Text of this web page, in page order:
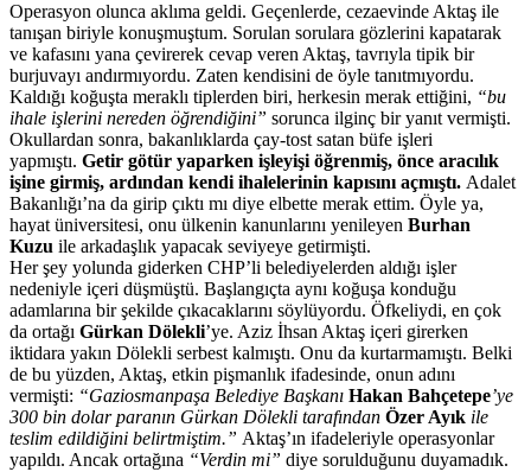
Operasyon olunca aklıma geldi. Geçenlerde, cezaevinde Aktaş ile
tanışan biriyle konuşmuştum. Sorulan sorulara gözlerini kapatarak
ve kafasını yana çevirerek cevap veren Aktaş, tavrıyla tipik bir
burjuvayı andırmıyordu. Zaten kendisini de öyle tanıtmıyordu.
Kaldığı koğuşta meraklı tiplerden biri, herkesin merak ettiğini, “bu
ihale işlerini nereden öğrendiğini” sorunca ilginç bir yanıt vermişti.
Okullardan sonra, bakanlıklarda çay-tost satan büfe işleri
yapmıştı. Getir götür yaparken işleyişi öğrenmiş, önce aracılık
işine girmiş, ardından kendi ihalelerinin kapısını açmıştı. Adalet
Bakanlığı’na da girip çıktı mı diye elbette merak ettim. Öyle ya,
hayat üniversitesi, onu ülkenin kanunlarını yenileyen Burhan
Kuzu ile arkadaşlık yapacak seviyeye getirmişti.
Her şey yolunda giderken CHP’li belediyelerden aldığı işler
nedeniyle içeri düşmüştü. Başlangıçta aynı koğuşa konduğu
adamlarına bir şekilde çıkacaklarını söylüyordu. Öfkeliydi, en çok
da ortağı Gürkan Dölekli’ye. Aziz İhsan Aktaş içeri girerken
iktidara yakın Dölekli serbest kalmıştı. Onu da kurtarmamıştı. Belki
de bu yüzden, Aktaş, etkin pişmanlık ifadesinde, onun adını
vermişti: “Gaziosmanpaşa Belediye Başkanı Hakan Bahçetepe’ye
300 bin dolar paranın Gürkan Dölekli tarafından Özer Ayık ile
teslim edildiğini belirtmiştim.” Aktaş’ın ifadeleriyle operasyonlar
yapıldı. Ancak ortağına “Verdin mi” diye sorulduğunu duyamadık.